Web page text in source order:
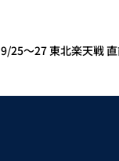
9/25～27 東北楽天戦 直